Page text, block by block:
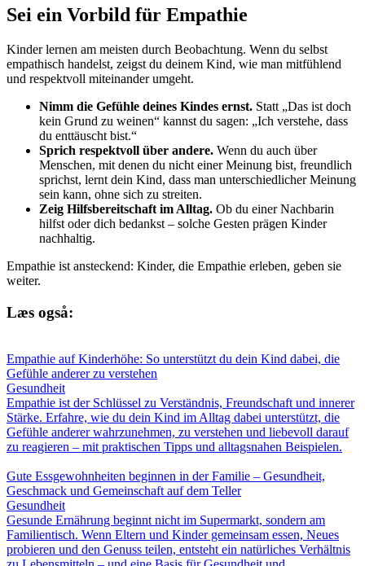
Sei ein Vorbild für Empathie
Kinder lernen am meisten durch Beobachtung. Wenn du selbst
empathisch handelst, zeigst du deinem Kind, wie man mitfühlend
und respektvoll miteinander umgeht.
Nimm die Gefühle deines Kindes ernst. Statt „Das ist doch
kein Grund zu weinen“ kannst du sagen: „Ich verstehe, dass
du enttäuscht bist.“
Sprich respektvoll über andere. Wenn du auch über
Menschen, mit denen du nicht einer Meinung bist, freundlich
sprichst, lernt dein Kind, dass man unterschiedlicher Meinung
sein kann, ohne sich zu streiten.
Zeig Hilfsbereitschaft im Alltag. Ob du einer Nachbarin
hilfst oder dich bedankst – solche Gesten prägen Kinder
nachhaltig.
Empathie ist ansteckend: Kinder, die Empathie erleben, geben sie
weiter.
Læs også:
Empathie auf Kinderhöhe: So unterstützt du dein Kind dabei, die
Gefühle anderer zu verstehen
Gesundheit
Empathie ist der Schlüssel zu Verständnis, Freundschaft und innerer
Stärke. Erfahre, wie du dein Kind im Alltag dabei unterstützt, die
Gefühle anderer wahrzunehmen, zu verstehen und liebevoll darauf
zu reagieren – mit praktischen Tipps und alltagsnahen Beispielen.
Gute Essgewohnheiten beginnen in der Familie – Gesundheit,
Geschmack und Gemeinschaft auf dem Teller
Gesundheit
Gesunde Ernährung beginnt nicht im Supermarkt, sondern am
Familientisch. Wenn Eltern und Kinder gemeinsam essen, Neues
probieren und den Genuss teilen, entsteht ein natürliches Verhältnis